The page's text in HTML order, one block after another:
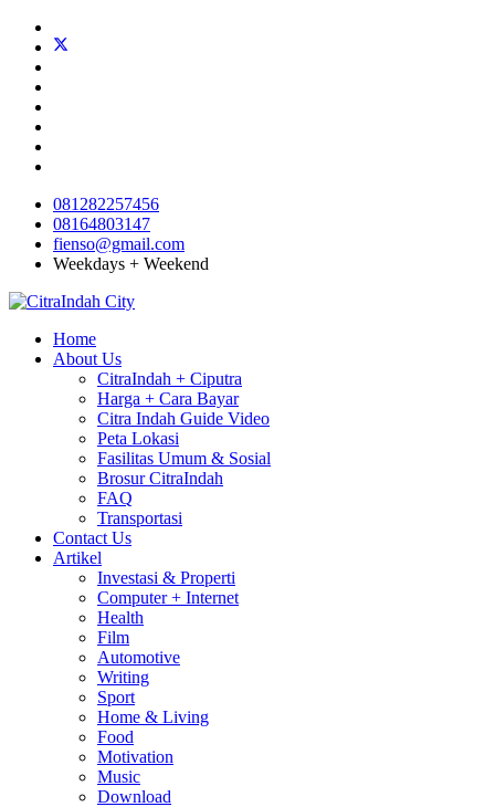
081282257456
08164803147
fienso@gmail.com
Weekdays + Weekend
Home
About Us
CitraIndah + Ciputra
Harga + Cara Bayar
Citra Indah Guide Video
Peta Lokasi
Fasilitas Umum & Sosial
Brosur CitraIndah
FAQ
Transportasi
Contact Us
Artikel
Investasi & Properti
Computer + Internet
Health
Film
Automotive
Writing
Sport
Home & Living
Food
Motivation
Music
Download